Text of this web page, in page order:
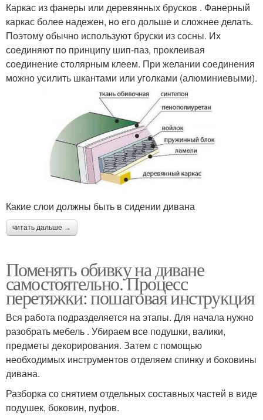
Каркас из фанеры или деревянных брусков . Фанерный
каркас более надежен, но его дольше и сложнее делать.
Поэтому обычно используют бруски из сосны. Их
соединяют по принципу шип-паз, проклеивая
соединение столярным клеем. При желании соединения
можно усилить шкантами или уголками (алюминиевыми).
Какие слои должны быть в сидении дивана
читать дальше →
Поменять обивку на диване
самостоятельно. Процесс
перетяжки: пошаговая инструкция
Вся работа подразделяется на этапы. Для начала нужно
разобрать мебель . Убираем все подушки, валики,
предметы декорирования. Затем с помощью
необходимых инструментов отделяем спинку и боковины
дивана.
Разборка со снятием отдельных составных частей в виде
подушек, боковин, пуфов.